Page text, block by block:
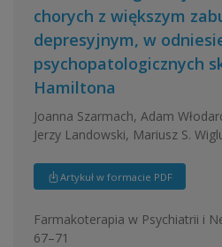
chorych z większym
depresyjnym, w
psychopatologicznych
Hamiltona
Joanna Szarmach, Adam
Jerzy Landowski, Mariusz S.
Artykuł w formacie PDF
Farmakoterapia w Psychiatrii i
67–71